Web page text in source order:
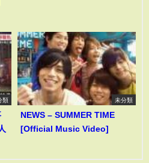
類 未分類
NEWS – SUMMER TIME
[Official Music Video]